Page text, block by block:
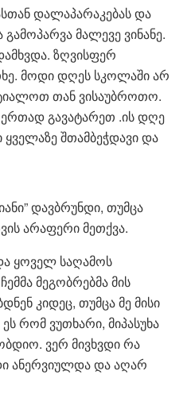
დალაპარაკებას და
მალევე ვინანე.
ზღვისფერ
მოდი დღეს სკოლაში არ
თან ვისაუბროთო.
გავატარეთ .ის დღე
შთამბეჭდავი და
დავბრუნდი, თუმცა
არაფერი მეთქვა.
ყოველ საღამოს
მეგობრებმა მის
კიდეც, თუმცა მე მისი
რომ ვუთხარი, მიპასუხა
ვერ მივხვდი რა
ანერვიულდა და აღარ